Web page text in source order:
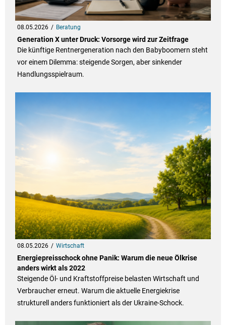
08.05.2026 Beratung
Generation X unter Druck: Vorsorge wird zur Zeitfrage
Die künftige Rentnergeneration nach den Babyboomern steht
vor einem Dilemma: steigende Sorgen, aber sinkender
Handlungsspielraum.
08.05.2026 Wirtschaft
Energiepreisschock ohne Panik: Warum die neue Ölkrise
anders wirkt als 2022
Steigende Öl- und Kraftstoffpreise belasten Wirtschaft und
Verbraucher erneut. Warum die aktuelle Energiekrise
strukturell anders funktioniert als der Ukraine-Schock.